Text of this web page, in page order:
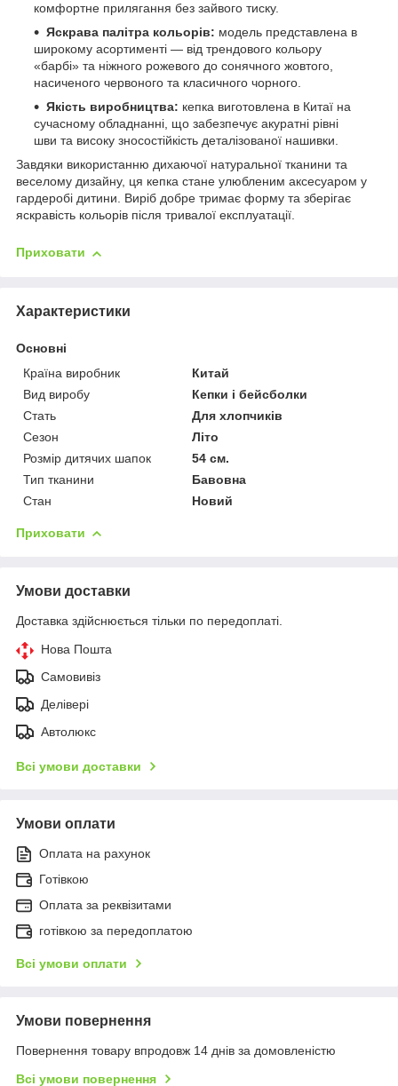
комфортне прилягання без зайвого тиску.
Яскрава палітра кольорів: модель представлена в
широкому асортименті — від трендового кольору
«барбі» та ніжного рожевого до сонячного жовтого,
насиченого червоного та класичного чорного.
Якість виробництва: кепка виготовлена в Китаї на
сучасному обладнанні, що забезпечує акуратні рівні
шви та високу зносостійкість деталізованої нашивки.
Завдяки використанню дихаючої натуральної тканини та
веселому дизайну, ця кепка стане улюбленим аксесуаром у
гардеробі дитини. Виріб добре тримає форму та зберігає
яскравість кольорів після тривалої експлуатації.
Приховати
Характеристики
Основні
Країна виробник
Китай
Вид виробу
Кепки і бейсболки
Стать
Для хлопчиків
Сезон
Літо
Розмір дитячих шапок
54 см.
Тип тканини
Бавовна
Стан
Новий
Приховати
Умови доставки
Доставка здійснюється тільки по передоплаті.
Нова Пошта
Самовивіз
Делівері
Автолюкс
Всі умови доставки
Умови оплати
Оплата на рахунок
Готівкою
Оплата за реквізитами
готівкою за передоплатою
Всі умови оплати
Умови повернення
Повернення товару впродовж 14 днів за домовленістю
Всі умови повернення